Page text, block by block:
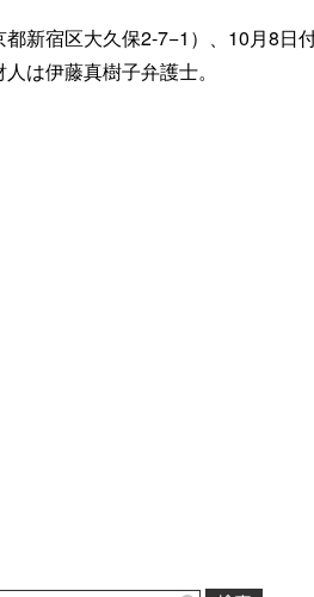
新宿区大久保2-7−1）、10月8日
は伊藤真樹子弁護士。